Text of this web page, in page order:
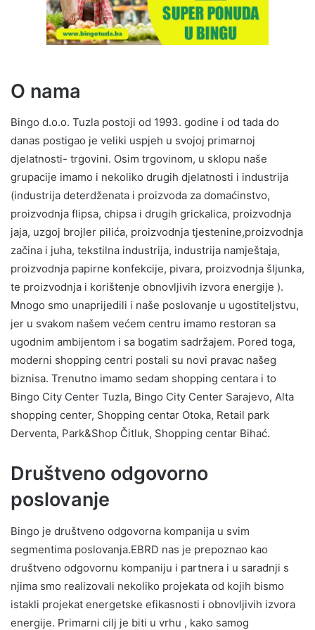
O nama
Bingo d.o.o. Tuzla postoji od 1993. godine i od tada do
danas postigao je veliki uspjeh u svojoj primarnoj
djelatnosti- trgovini. Osim trgovinom, u sklopu naše
grupacije imamo i nekoliko drugih djelatnosti i industrija
(industrija deterdženata i proizvoda za domaćinstvo,
proizvodnja flipsa, chipsa i drugih grickalica, proizvodnja
jaja, uzgoj brojler pilića, proizvodnja tjestenine,proizvodnja
začina i juha, tekstilna industrija, industrija namještaja,
proizvodnja papirne konfekcije, pivara, proizvodnja šljunka,
te proizvodnja i korištenje obnovljivih izvora energije ).
Mnogo smo unaprijedili i naše poslovanje u ugostiteljstvu,
jer u svakom našem većem centru imamo restoran sa
ugodnim ambijentom i sa bogatim sadržajem. Pored toga,
moderni shopping centri postali su novi pravac našeg
biznisa. Trenutno imamo sedam shopping centara i to
Bingo City Center Tuzla, Bingo City Center Sarajevo, Alta
shopping center, Shopping centar Otoka, Retail park
Derventa, Park&Shop Čitluk, Shopping centar Bihać.
Društveno odgovorno
poslovanje
Bingo je društveno odgovorna kompanija u svim
segmentima poslovanja.EBRD nas je prepoznao kao
društveno odgovornu kompaniju i partnera i u saradnji s
njima smo realizovali nekoliko projekata od kojih bismo
istakli projekat energetske efikasnosti i obnovljivih izvora
energije. Primarni cilj je biti u vrhu , kako samog